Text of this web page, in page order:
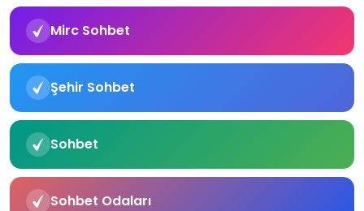
Mirc Sohbet
Şehir Sohbet
Sohbet
Sohbet Odaları